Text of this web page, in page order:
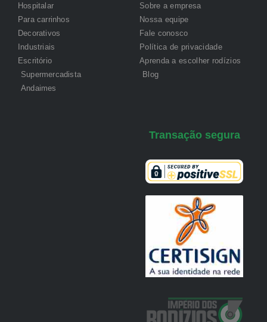
Hospitalar
Para carrinhos
Decorativos
Industriais
Escritório
Supermercadista
Andaimes
Sobre a empresa
Nossa equipe
Fale conosco
Política de privacidade
Aprenda a escolher rodízios
Blog
Transação segura